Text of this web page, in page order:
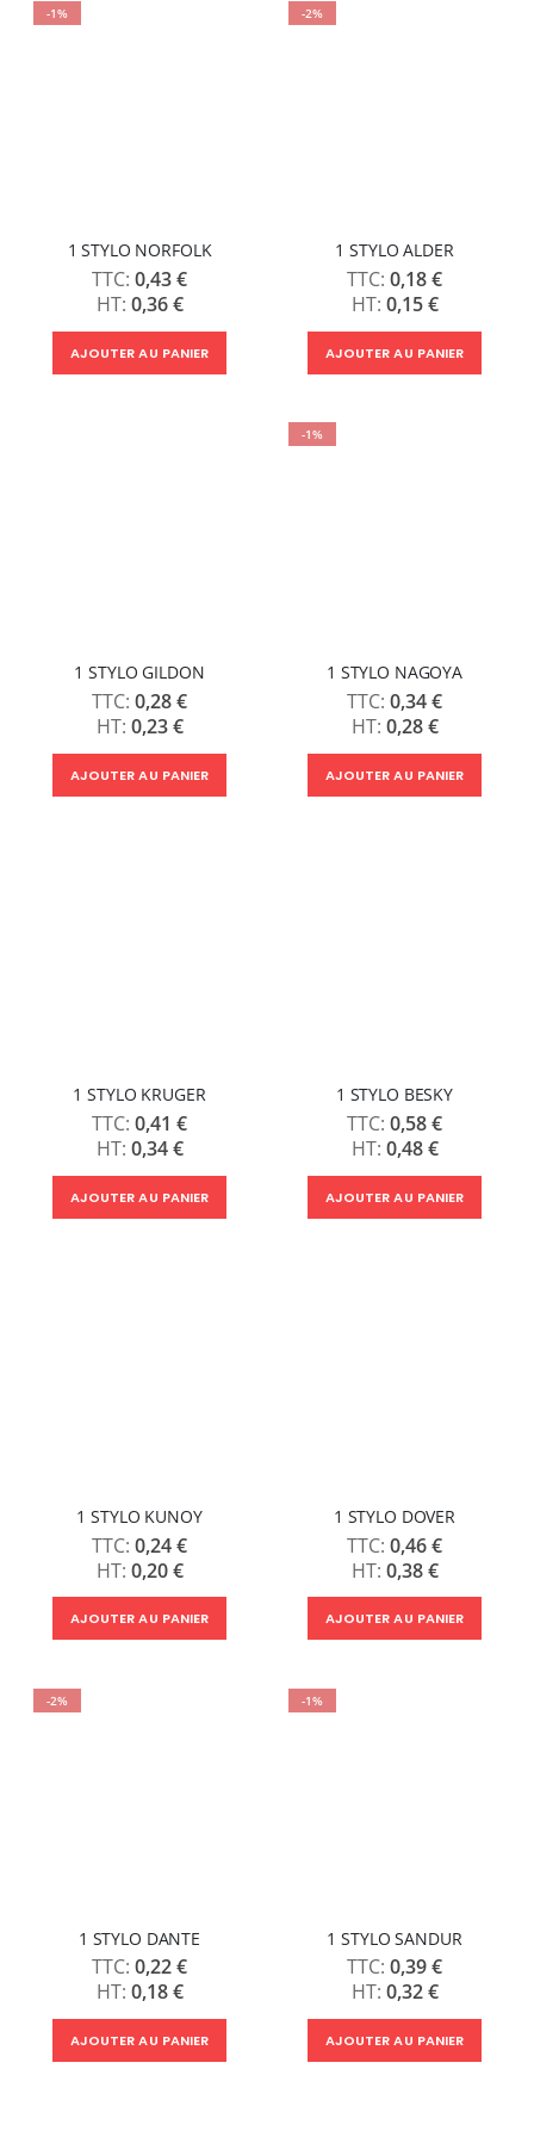
-1%
1 STYLO NORFOLK
0,43 €
0,36 €
AJOUTER AU PANIER
-2%
1 STYLO ALDER
0,18 €
0,15 €
AJOUTER AU PANIER
1 STYLO GILDON
0,28 €
0,23 €
AJOUTER AU PANIER
-1%
1 STYLO NAGOYA
0,34 €
0,28 €
AJOUTER AU PANIER
1 STYLO KRUGER
0,41 €
0,34 €
AJOUTER AU PANIER
1 STYLO BESKY
0,58 €
0,48 €
AJOUTER AU PANIER
1 STYLO KUNOY
0,24 €
0,20 €
AJOUTER AU PANIER
1 STYLO DOVER
0,46 €
0,38 €
AJOUTER AU PANIER
-2%
1 STYLO DANTE
0,22 €
0,18 €
AJOUTER AU PANIER
-1%
1 STYLO SANDUR
0,39 €
0,32 €
AJOUTER AU PANIER